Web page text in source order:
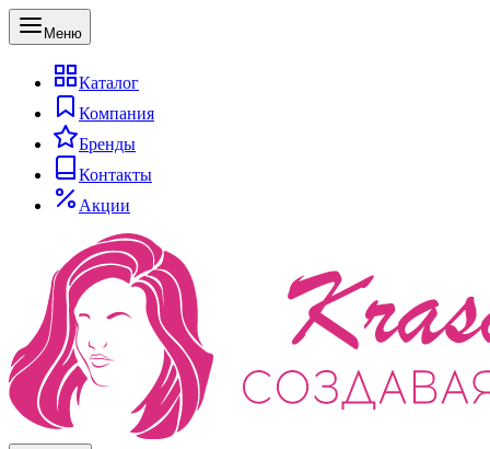
Меню
Каталог
Компания
Бренды
Контакты
Акции